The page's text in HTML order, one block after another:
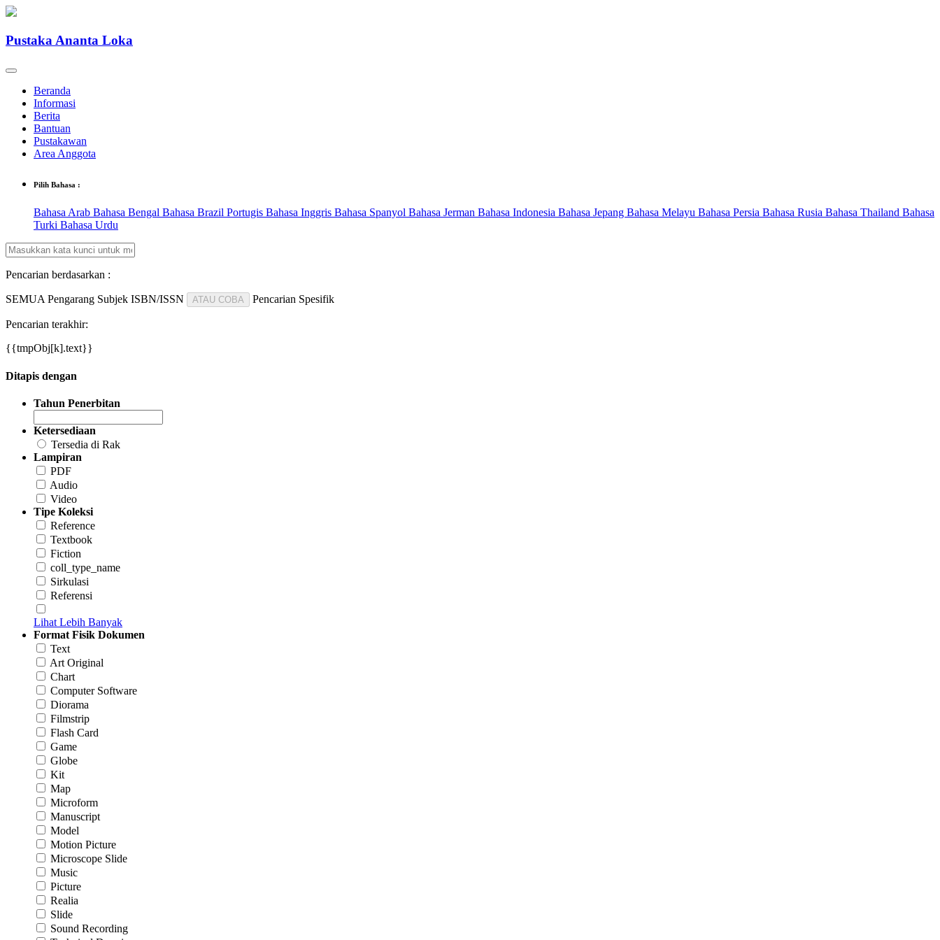
Pustaka Ananta Loka
Beranda
Informasi
Berita
Bantuan
Pustakawan
Area Anggota
Pilih Bahasa :
Bahasa Arab Bahasa Bengal Bahasa Brazil Portugis Bahasa Inggris Bahasa Spanyol Bahasa Jerman Bahasa Indonesia Bahasa Jepang Bahasa Melayu Bahasa Persia Bahasa Rusia Bahasa Thailand Bahasa
Turki Bahasa Urdu
Pencarian berdasarkan :
SEMUA Pengarang Subjek ISBN/ISSN ATAU COBA Pencarian Spesifik
Pencarian terakhir:
{{tmpObj[k].text}}
Ditapis dengan
Tahun Penerbitan
Ketersediaan
Tersedia di Rak
Lampiran
PDF
Audio
Video
Tipe Koleksi
Reference
Textbook
Fiction
coll_type_name
Sirkulasi
Referensi
Lihat Lebih Banyak
Format Fisik Dokumen
Text
Art Original
Chart
Computer Software
Diorama
Filmstrip
Flash Card
Game
Globe
Kit
Map
Microform
Manuscript
Model
Motion Picture
Microscope Slide
Music
Picture
Realia
Slide
Sound Recording